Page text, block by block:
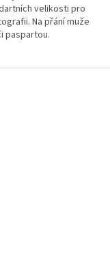
velikosti pro
Na přání muže
paspartou.